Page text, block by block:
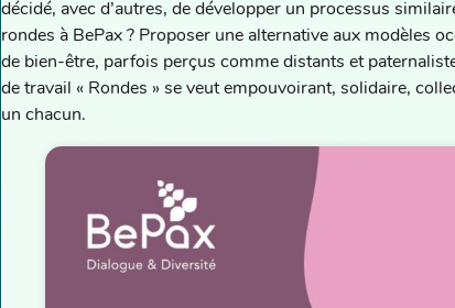
décidé, avec d’autres, de développer un processus
rondes à BePax ? Proposer une alternative aux modèles
de bien-être, parfois perçus comme distants et
de travail « Rondes » se veut empouvoirant, solidaire,
un chacun.